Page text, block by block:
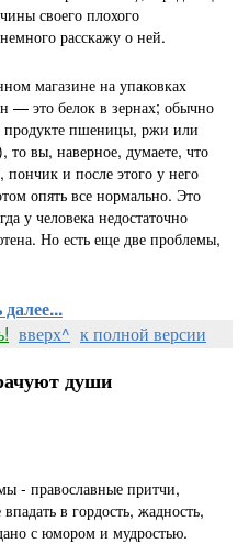
своего плохого
расскажу о ней.
магазине на упаковках
— это белок в зернах; обычно
продукте пшеницы, ржи или
то вы, наверное, думаете, что
пончик и после этого у него
опять все нормально. Это
у человека недостаточно
Но есть еще две проблемы,
вверх^ к полной версии
души
- православные притчи,
в гордость, жадность,
с юмором и мудростью.